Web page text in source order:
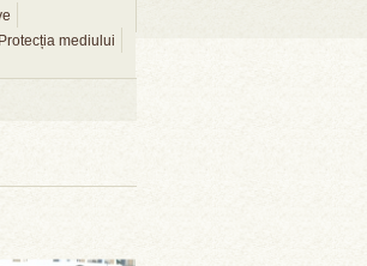
Protecția mediului